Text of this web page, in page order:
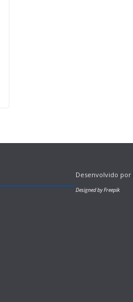
Desenvolvido por
Designed by Freepik